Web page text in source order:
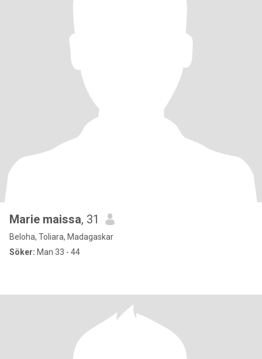
Marie maissa, 31
Beloha, Toliara, Madagaskar
Söker: Man 33 - 44